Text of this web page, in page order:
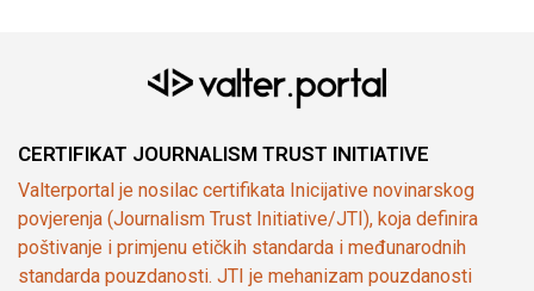
CERTIFIKAT JOURNALISM TRUST INITIATIVE
Valterportal je nosilac certifikata Inicijative novinarskog
povjerenja (Journalism Trust Initiative/JTI), koja definira
poštivanje i primjenu etičkih standarda i međunarodnih
standarda pouzdanosti. JTI je mehanizam pouzdanosti